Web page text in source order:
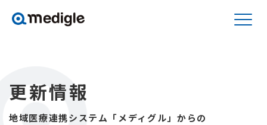
更新情報
地域医療連携システム「メディグル」からの